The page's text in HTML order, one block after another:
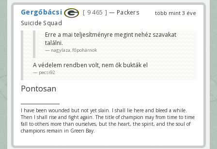
több mint 3 éve
Gergőbácsi 9 465
— Packers
Suicide Squad
Erre a mai teljesítményre megint nehéz szavakat
találni.
nagylaza, főpohárnok
A védelem rendben volt, nem ők bukták el
pecsi92
Pontosan
I have been wounded but not yet slain. I shall lie here and bleed a while.
Then I shall rise and fight again. The title of champion may from time to time
fall to others more than ourselves, but the heart, the spirit, and the soul of
champions remain in Green Bay.